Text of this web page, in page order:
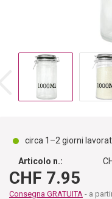
circa 1–2 giorni
Articolo n.:
CHF 7.95
Consegna GRATUITA - a